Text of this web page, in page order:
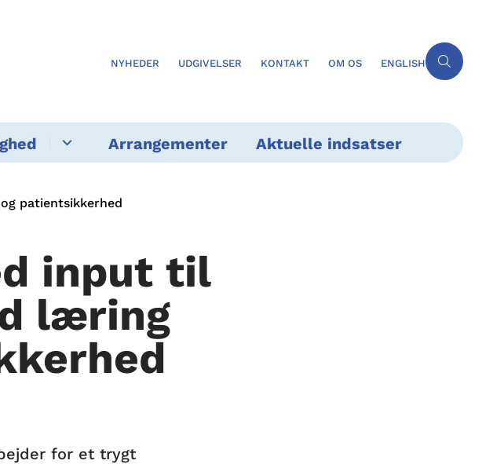
NYHEDER UDGIVELSER KONTAKT OM OS ENGLISH
Arrangementer Aktuelle indsatser
patientsikkerhed
input til
læring
for et trygt